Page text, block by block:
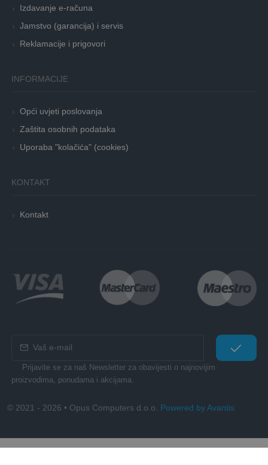
Izdavanje e-računa
Jamstvo (garancija) i servis
Reklamacije i prigovori
INFORMACIJE
Opći uvjeti poslovanja
Zaštita osobnih podataka
Uporaba "kolačića" (cookies)
KONTAKT
Kontakt
Prijavite se za naš Newsletter za obavijesti o najnovijim
proizvodima, ponudama i akcijama.
© 2021 - 2026 • Opus Computers d.o.o. Powered by Avantis